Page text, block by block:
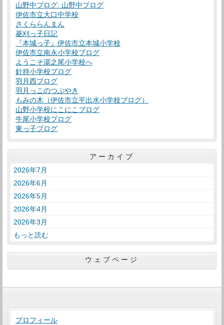
山野中ブログ: 山野中ブログ
伊佐市立大口中学校
さくららんまん
菱刈っ子日記
『本城っ子』伊佐市立本城小学校
伊佐市立南永小学校ブログ
ようこそ湯之尾小学校へ
針持小学校ブログ
羽月西ブログ
羽月っこのつぶやき
もみの木（伊佐市立平出水小学校ブログ）
山野小学校にこにこブログ
牛尾小学校ブログ
東っ子ブログ
アーカイブ
2026年7月
2026年6月
2026年5月
2026年4月
2026年3月
もっと読む
ウェブページ
プロフィール